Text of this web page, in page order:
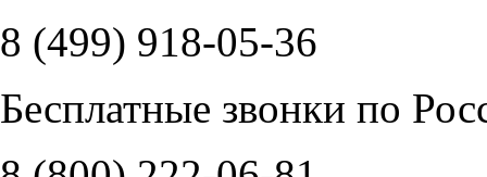
8 (499) 918-05-36
Бесплатные звонки по